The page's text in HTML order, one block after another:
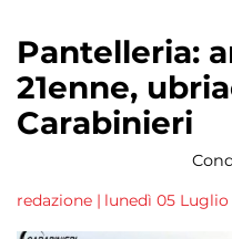
Pantelleria:
21enne,
Carabinieri
redazione | lunedì 05 Luglio